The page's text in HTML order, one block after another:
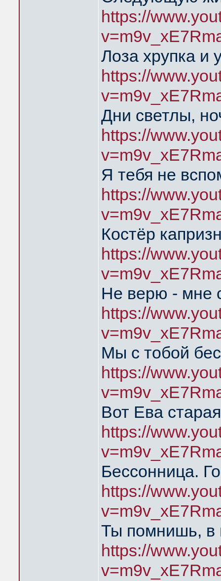
https://
Лоза хрупка и
https://
Дни светлы,
https://
Я тебя не
https://
Костёр
https://
Не верю - мне
https://
Мы с тобой
https://
Вот Ева
https://
Бессонница.
https://
Ты помнишь, в
https://